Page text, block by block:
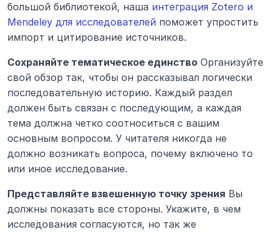
большой библиотекой, наша интеграция Zotero и
Mendeley для исследователей поможет упростить
импорт и цитирование источников.
Сохраняйте тематическое единство Организуйте
свой обзор так, чтобы он рассказывал логически
последовательную историю. Каждый раздел
должен быть связан с последующим, а каждая
тема должна четко соотноситься с вашим
основным вопросом. У читателя никогда не
должно возникать вопроса, почему включено то
или иное исследование.
Представляйте взвешенную точку зрения Вы
должны показать все стороны. Укажите, в чем
исследования согласуются, но так же